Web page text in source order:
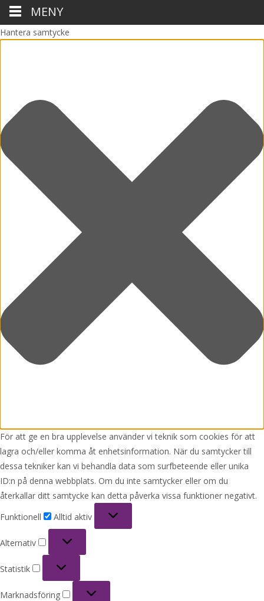
Hantera samtycke
För att ge en bra upplevelse använder vi teknik som cookies för att
lagra och/eller komma åt enhetsinformation. När du samtycker till
dessa tekniker kan vi behandla data som surfbeteende eller unika
ID:n på denna webbplats. Om du inte samtycker eller om du
återkallar ditt samtycke kan detta påverka vissa funktioner negativt.
Funktionell
Alltid aktiv
Alternativ
Statistik
Marknadsföring
MENY